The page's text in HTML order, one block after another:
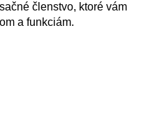
členstvo, ktoré vám
a funkciám.